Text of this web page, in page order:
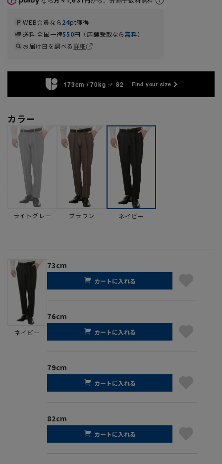
WEB会員なら24pt獲得
送料 全国一律550円（店舗受取なら無料）
お届け日を調べる詳細
173cm / 70kg 82 Find your size
カラー
ライトグレー ブラウン ネイビー
ネイビー
73cm
カートに入れる
76cm
カートに入れる
79cm
カートに入れる
82cm
カートに入れる